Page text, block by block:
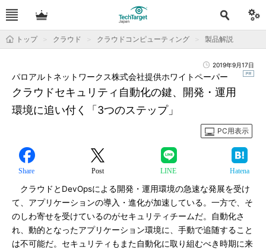
トップ クラウド クラウドコンピューティング 製品解説
2019年9月17日
クラウドセキュリティ自動化の鍵、開発・運用
環境に追い付く「3つのステップ」
パロアルトネットワークス株式会社提供ホワイトペーパー
PC用表示
Share Post LINE Hatena
クラウドとDevOpsによる開発・運用環境の急速な発展を受け
て、アプリケーションの導入・進化が加速している。一方で、そ
のしわ寄せを受けているのがセキュリティチームだ。自動化さ
れ、動的となったアプリケーション環境に、手動で追随すること
は不可能だ。セキュリティもまた自動化に取り組むべき時期に来